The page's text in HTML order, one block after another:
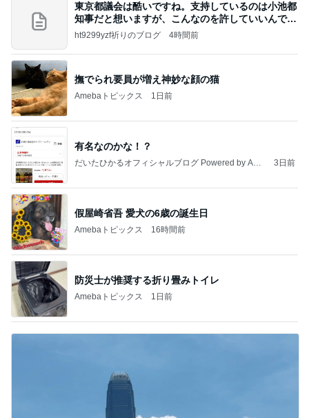
東京都議会は酷いですね。支持しているのは小池都
知事だと想いますが、こんなのを許していいんです
か？
ht9299yzf祈りのブログ 4時間前
撫でられ要員が増え神妙な顔の猫
Amebaトピックス 1日前
有名なのかな！？
だいたひかるオフィシャルブログ Powered by Ame
3日前
假屋崎省吾 愛犬の6歳の誕生日
Amebaトピックス 16時間前
防災士が推奨する折り畳みトイレ
Amebaトピックス 1日前